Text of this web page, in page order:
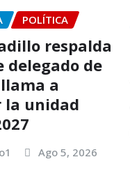
POLÍTICA
respalda
delegado de
a
unidad
Ago 5, 2026